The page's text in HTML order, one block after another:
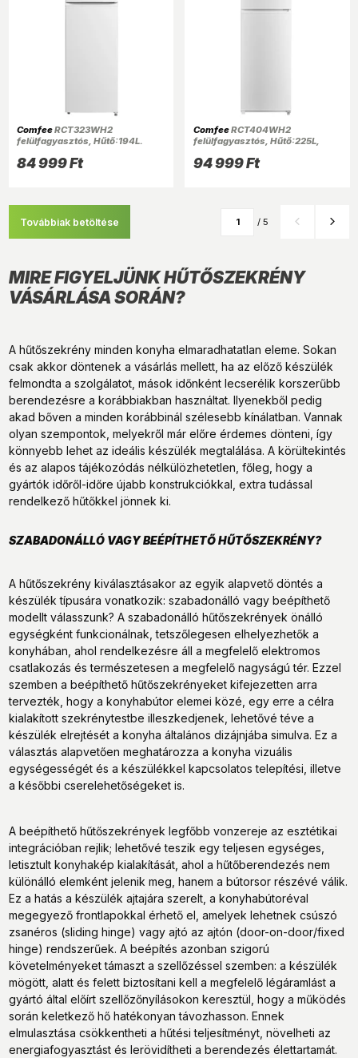
ComfeeRCT323WH2
felülfagyasztós, Hűtő:194L.
84 999 Ft
ComfeeRCT404WH2
felülfagyasztós, Hűtő:225L,
94 999 Ft
Továbbiak betöltése / 5
MIRE FIGYELJÜNK HŰTŐSZEKRÉNY
VÁSÁRLÁSA SORÁN?
A hűtőszekrény minden konyha elmaradhatatlan eleme. Sokan
csak akkor döntenek a vásárlás mellett, ha az előző készülék
felmondta a szolgálatot, mások időnként lecserélik korszerűbb
berendezésre a korábbiakban használtat. Ilyenekből pedig
akad bőven a minden korábbinál szélesebb kínálatban. Vannak
olyan szempontok, melyekről már előre érdemes dönteni, így
könnyebb lehet az ideális készülék megtalálása. A körültekintés
és az alapos tájékozódás nélkülözhetetlen, főleg, hogy a
gyártók időről-időre újabb konstrukciókkal, extra tudással
rendelkező hűtőkkel jönnek ki.
SZABADONÁLLÓ VAGY BEÉPÍTHETŐ HŰTŐSZEKRÉNY?
A hűtőszekrény kiválasztásakor az egyik alapvető döntés a
készülék típusára vonatkozik: szabadonálló vagy beépíthető
modellt válasszunk? A szabadonálló hűtőszekrények önálló
egységként funkcionálnak, tetszőlegesen elhelyezhetők a
konyhában, ahol rendelkezésre áll a megfelelő elektromos
csatlakozás és természetesen a megfelelő nagyságú tér. Ezzel
szemben a beépíthető hűtőszekrényeket kifejezetten arra
tervezték, hogy a konyhabútor elemei közé, egy erre a célra
kialakított szekrénytestbe illeszkedjenek, lehetővé téve a
készülék elrejtését a konyha általános dizájnjába simulva. Ez a
választás alapvetően meghatározza a konyha vizuális
egységességét és a készülékkel kapcsolatos telepítési, illetve
a későbbi cserelehetőségeket is.
A beépíthető hűtőszekrények legfőbb vonzereje az esztétikai
integrációban rejlik; lehetővé teszik egy teljesen egységes,
letisztult konyhakép kialakítását, ahol a hűtőberendezés nem
különálló elemként jelenik meg, hanem a bútorsor részévé válik.
Ez a hatás a készülék ajtajára szerelt, a konyhabútoréval
megegyező frontlapokkal érhető el, amelyek lehetnek csúszó
zsanéros (sliding hinge) vagy ajtó az ajtón (door-on-door/fixed
hinge) rendszerűek. A beépítés azonban szigorú
követelményeket támaszt a szellőzéssel szemben: a készülék
mögött, alatt és felett biztosítani kell a megfelelő légáramlást a
gyártó által előírt szellőzőnyílásokon keresztül, hogy a működés
során keletkező hő hatékonyan távozhasson. Ennek
elmulasztása csökkentheti a hűtési teljesítményt, növelheti az
energiafogyasztást és lerövidítheti a berendezés élettartamát.